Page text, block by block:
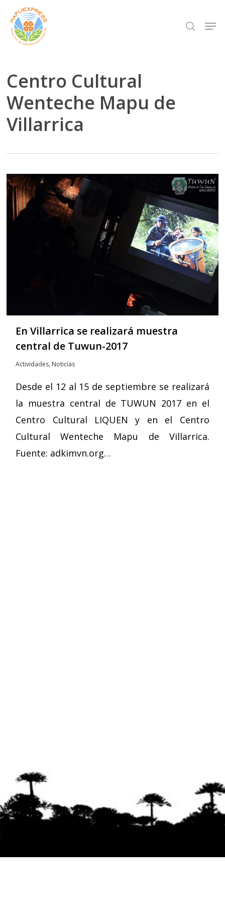
Skip
main
search
Centro Cultural
Wenteche Mapu de
Villarrica
En Villarrica se realizará muestra
central de Tuwun-2017
Actividades, Noticias
Desde el 12 al 15 de septiembre se realizará
la muestra central de TUWUN 2017 en el
Centro Cultural LIQUEN y en el Centro
Cultural Wenteche Mapu de Villarrica.
Fuente: adkimvn.org…
Close